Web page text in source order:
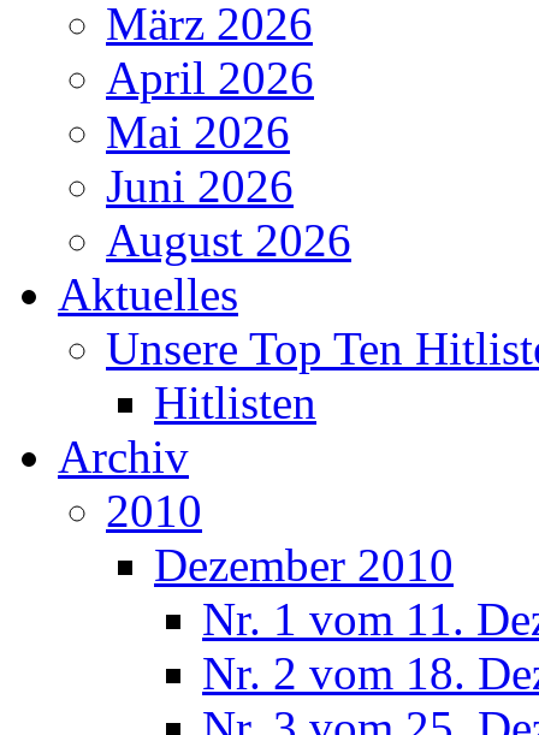
März 2026
April 2026
Mai 2026
Juni 2026
August 2026
Aktuelles
Unsere Top Ten
Hitlisten
Archiv
2010
Dezember 2010
Nr. 1 vom 11.
Nr. 2 vom 18.